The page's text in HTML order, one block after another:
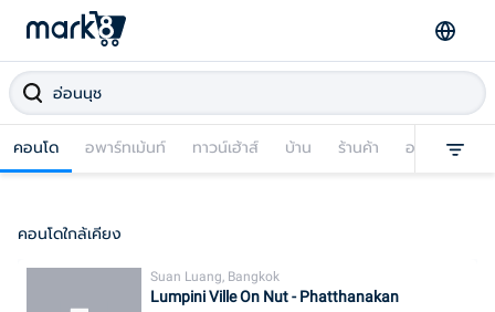
คอนโด อพาร์ทเม้นท์ ทาวน์เฮ้าส์ บ้าน ร้านค้า อาคารพาณิช
คอนโดใกล้เคียง
Suan Luang, Bangkok
Lumpini Ville On Nut - Phatthanakan